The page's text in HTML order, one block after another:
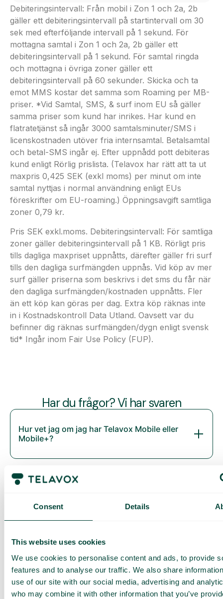
Consent Details
This website uses cookies
We use cookies to personalise content and ads, to provide
features and to analyse our traffic. We also share
use of our site with our social media, advertising and
who may combine it with other information that you’ve
Debiteringsintervall: Från mobil i Zon 1 och 2a, 2b
gäller ett debiteringsintervall på startintervall om 30
sek med efterföljande intervall på 1 sekund. För
mottagna samtal i Zon 1 och 2a, 2b gäller ett
debiteringsintervall på 1 sekund. För samtal ringda
och mottagna i övriga zoner gäller ett
debiteringsintervall på 60 sekunder. Skicka och ta
emot MMS kostar det samma som Roaming per MB-
priser. *Vid Samtal, SMS, & surf inom EU så gäller
samma priser som kund har inrikes. Har kund en
flatratetjänst så ingår 3000 samtalsminuter/SMS i
licenskostnaden utöver fria internsamtal. Betalsamtal
och betal-SMS ingår ej. Efter uppnådd pott debiteras
kund enligt Rörlig prislista. (Telavox har rätt att ta ut
maxpris 0,425 SEK (exkl moms) per minut om inte
samtal nyttjas i normal användning enligt EUs
föreskrifter om EU-roaming.) Öppningsavgift samtliga
zoner 0,79 kr.
Pris SEK exkl.moms. Debiteringsintervall: För samtliga
zoner gäller debiteringsintervall på 1 KB. Rörligt pris
tills dagliga maxpriset uppnåtts, därefter gäller fri surf
tills den dagliga surfmängden uppnås. Vid köp av mer
surf gäller priserna som beskrivs i det sms du får när
den dagliga surfmängden/kostnaden uppnåtts. Fler
än ett köp kan göras per dag. Extra köp räknas inte
in i Kostnadskontroll Data Utland. Oavsett var du
befinner dig räknas surfmängden/dygn enligt svensk
tid* Ingår inom Fair Use Policy (FUP).
Har du frågor? Vi har svaren
Hur vet jag om jag har Telavox Mobile eller
Mobile+?
Daily cost control
Med Daily Cost Control kan du som kund hålla bättre koll på
dina dagliga kostnader när du surfar utanför EU/EES.